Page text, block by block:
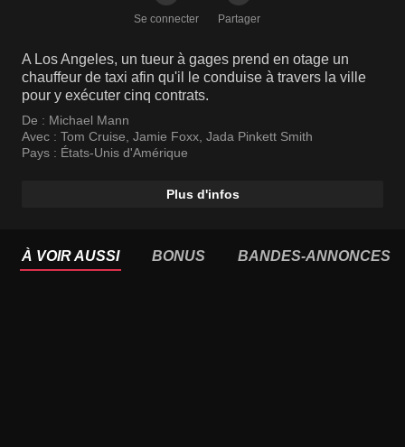
Se connecter Partager
A Los Angeles, un tueur à gages prend en otage un
chauffeur de taxi afin qu'il le conduise à travers la ville
pour y exécuter cinq contrats.
De : Michael Mann
Avec : Tom Cruise, Jamie Foxx, Jada Pinkett Smith
Pays : États-Unis d'Amérique
Plus d'infos
À VOIR AUSSI BONUS BANDES-ANNONCES